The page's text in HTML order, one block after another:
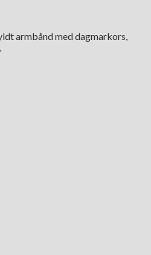
armbånd med dagmarkors,